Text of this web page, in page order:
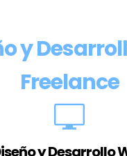
y
Freelance
y Desarrollo